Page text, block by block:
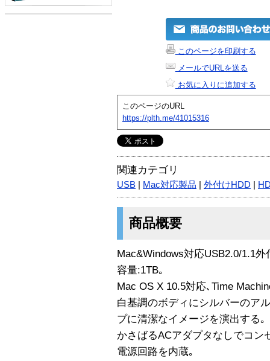
このページを印刷する
メールでURLを送る
お気に入りに追加する
このページのURL
https://plth.me/41015316
関連カテゴリ
USB Mac対応製品 外付けHDD
商品概要
Mac&Windows対応USB2.0/1.1
容量:1TB｡
Mac OS X 10.5対応､Time
白基調のボディにシルバーのア
プに清潔なイメージを演出する｡
かさばるACアダプタなしでコン
電源回路を内蔵｡